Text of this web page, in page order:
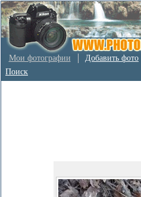
Мои фотографии
Добавить фото
Поиск